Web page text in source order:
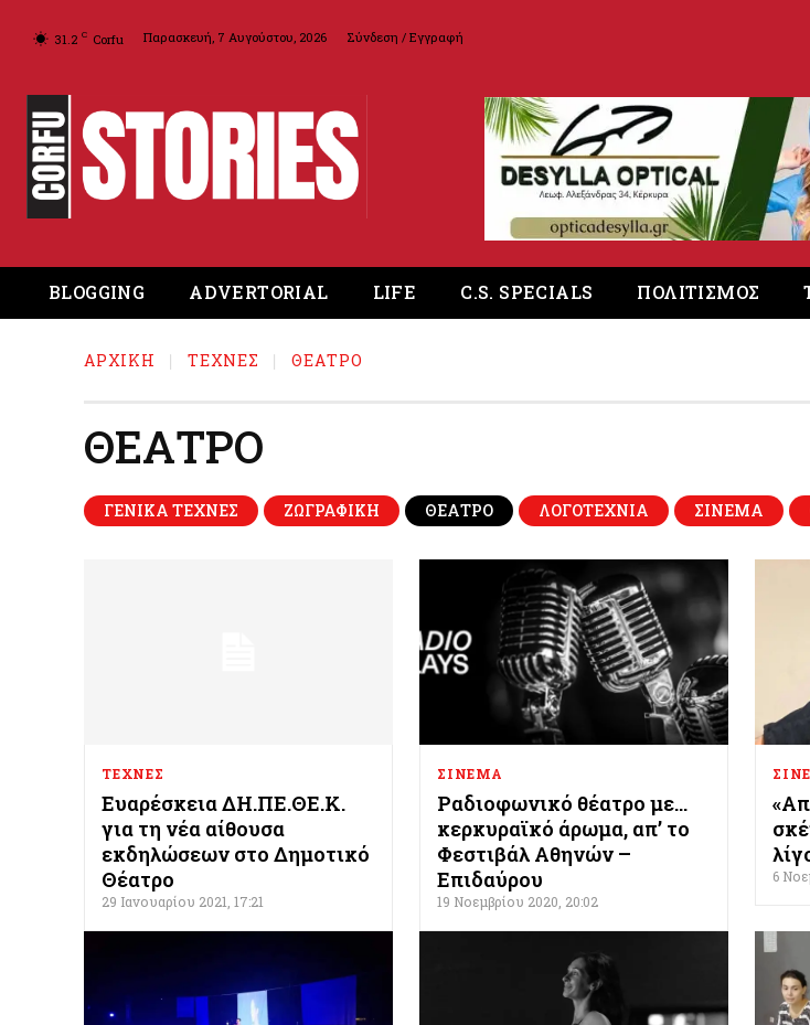
31.2 C Corfu Παρασκευή, 7 Αυγούστου, 2026 Σύνδεση / Εγγραφή
BLOGGING ADVERTORIAL LIFE C.S. SPECIALS ΠΟΛΙΤΙΣΜΟΣ
ΑΡΧΙΚΉ ΤΕΧΝΕΣ ΘΕΑΤΡΟ
ΘΕΑΤΡΟ
ΓΕΝΙΚΑ ΤΕΧΝΕΣ ΖΩΓΡΑΦΙΚΗ ΘΕΑΤΡΟ ΛΟΓΟΤΕΧΝΙΑ ΣΙΝΕΜΑ
ΤΕΧΝΕΣ
Ευαρέσκεια ΔΗ.ΠΕ.ΘΕ.Κ.
για τη νέα αίθουσα
εκδηλώσεων στο Δημοτικό
Θέατρο
29 Ιανουαρίου 2021, 17:21
ΣΙΝΕΜΑ
Ραδιοφωνικό θέατρο με…
κερκυραϊκό άρωμα, απ’ το
Φεστιβάλ Αθηνών –
Επιδαύρου
19 Νοεμβρίου 2020, 20:02
6